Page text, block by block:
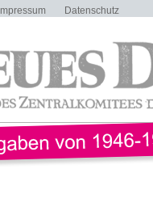
Impressum Datenschutz